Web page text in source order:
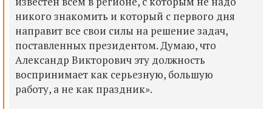
никого знакомить и который с первого дня
направит все свои силы на решение задач,
поставленных президентом. Думаю, что
Александр Викторович эту должность
воспринимает как серьезную, большую
работу, а не как праздник».